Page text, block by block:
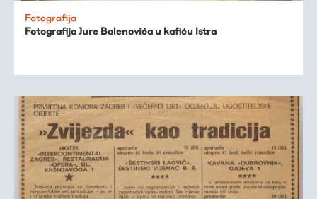
Fotografija
Fotografija Jure Balenovića u kafiću Istra